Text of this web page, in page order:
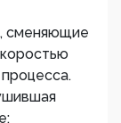
сменяющие